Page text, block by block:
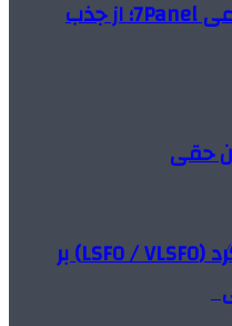
خدمات شبکه‌های اجتماعی 7Panel؛ از جذب
حقی
تأثیر سوخت‌های کم‌گوگرد (LSFO / VLSFO) بر